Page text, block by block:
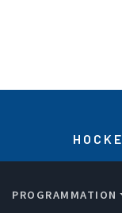
PROGRAMMATION